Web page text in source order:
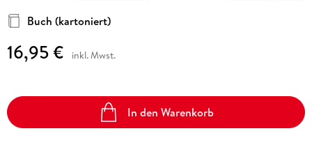
Buch (kartoniert)
16,95 € inkl. Mwst.
In den Warenkorb